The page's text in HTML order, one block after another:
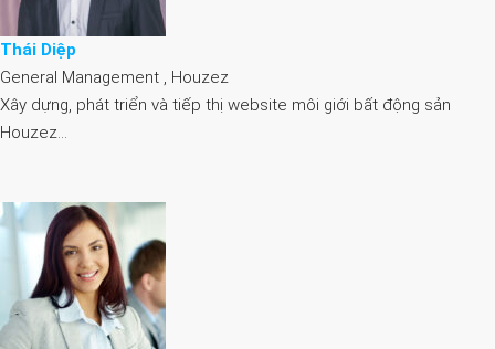
Thái Diệp
General Management , Houzez
Xây dựng, phát triển và tiếp thị website môi giới bất động sản
Houzez…